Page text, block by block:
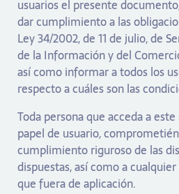
usuarios el presente
dar cumplimiento a las
Ley 34/2002, de 11 de julio, de
de la Información y del
así como informar a todos los
respecto a cuáles son las
Toda persona que acceda a
papel de usuario,
cumplimiento riguroso de las
dispuestas, así como a
que fuera de aplicación.